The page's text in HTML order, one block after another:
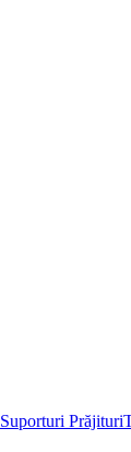
Suporturi Prăjituri